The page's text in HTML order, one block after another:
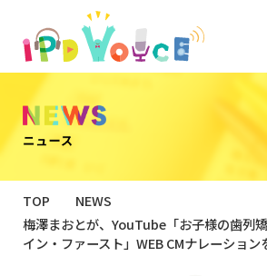
TOP
NEWS
梅澤まおとが、YouTube「お子様の歯列
イン・ファースト」WEB CMナレーション